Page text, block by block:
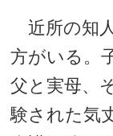
近所の知
方がいる。
父と実母、
験された気